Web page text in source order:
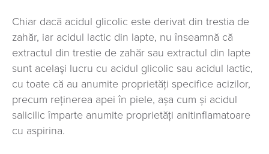
Chiar dacă acidul glicolic este derivat din trestia de
zahăr, iar acidul lactic din lapte, nu înseamnă că
extractul din trestie de zahăr sau extractul din lapte
sunt acelaşi lucru cu acidul glicolic sau acidul lactic,
cu toate că au anumite proprietăți specifice acizilor,
precum reținerea apei în piele, așa cum și acidul
salicilic împarte anumite proprietăți anitinflamatoare
cu aspirina.